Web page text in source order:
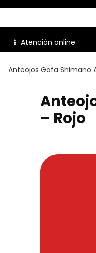
📱 Atención online
Anteojos Gafa Shimano
– Rojo